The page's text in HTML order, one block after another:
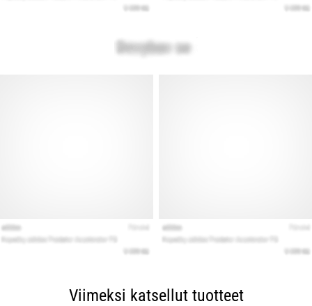
Viimeksi katsellut tuotteet